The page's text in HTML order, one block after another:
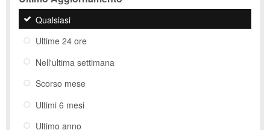
Qualsiasi
Ultime 24 ore
Nell'ultima settimana
Scorso mese
Ultimi 6 mesi
Ultimo anno